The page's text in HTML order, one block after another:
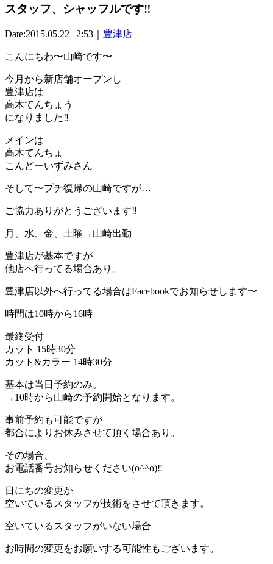
スタッフ、シャッフルです‼︎
Date:2015.05.22 | 2:53｜ 豊津店
こんにちわ〜山崎です〜
今月から新店舗オープンし
豊津店は
高木てんちょう
になりました‼︎
メインは
高木てんちょ
こんどーいずみさん
そして〜プチ復帰の山崎ですが…
ご協力ありがとうございます‼︎
月、水、金、土曜→山崎出勤
豊津店が基本ですが
他店へ行ってる場合あり。
豊津店以外へ行ってる場合はFacebookでお知らせします〜
時間は10時から16時
最終受付
カット 15時30分
カット&カラー 14時30分
基本は当日予約のみ。
→10時から山崎の予約開始となります。
事前予約も可能ですが
都合によりお休みさせて頂く場合あり。
その場合、
お電話番号お知らせください(o^^o)‼︎
日にちの変更か
空いているスタッフが技術をさせて頂きます。
空いているスタッフがいない場合
お時間の変更をお願いする可能性もございます。